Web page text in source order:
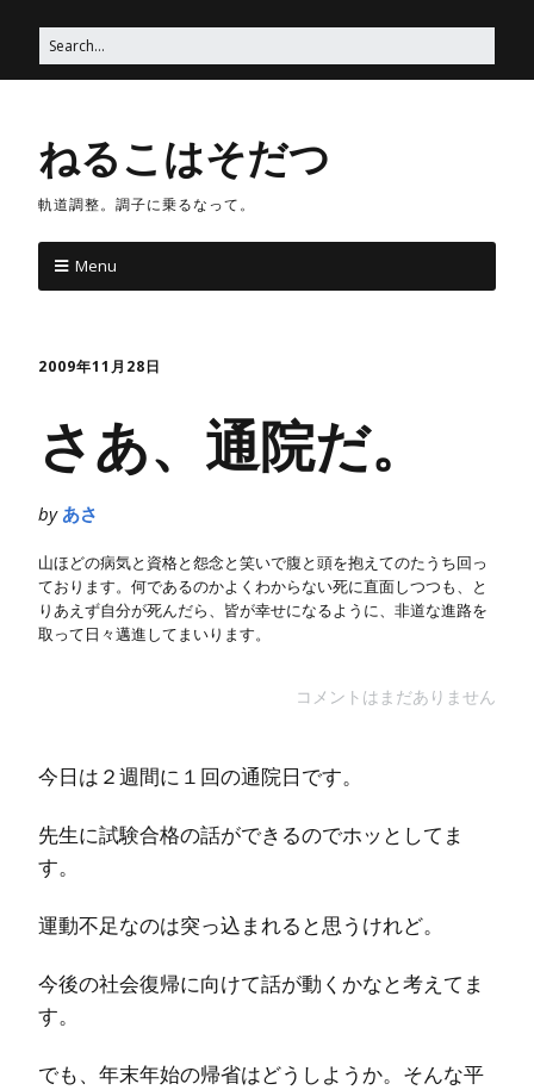
ねるこはそだつ
軌道調整。調子に乗るなって。
Menu
2009年11月28日
さあ、通院だ。
by あさ
山ほどの病気と資格と怨念と笑いで腹と頭を抱えてのたうち回っ
ております。何であるのかよくわからない死に直面しつつも、と
りあえず自分が死んだら、皆が幸せになるように、非道な進路を
取って日々邁進してまいります。
コメントはまだありません
今日は２週間に１回の通院日です。
先生に試験合格の話ができるのでホッとしてま
す。
運動不足なのは突っ込まれると思うけれど。
今後の社会復帰に向けて話が動くかなと考えてま
す。
でも、年末年始の帰省はどうしようか。そんな平